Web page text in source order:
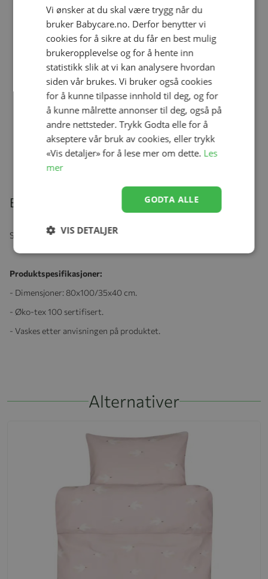
Ullbody, Helledussen, Deep Oak
kr 279,00kr 167,40
Ullongs, Helledussen, Navy
kr 279,00kr 167,40
Beskrivelse
Søtt sengesett i myk og deilig Øko-tex 100 sertifisert bomull.
Produktspesifikasjoner:
- Dimensjoner: 80x100/35x40 cm.
- Øko-tex 100 sertifisert.
- Vaskes etter anvisningen på produktet.
Alternativer
Vi ønsker at du skal være trygg når du
bruker Babycare.no. Derfor benytter vi
cookies for å sikre at du får en best mulig
brukeropplevelse og for å hente inn
statistikk slik at vi kan analysere hvordan
siden vår brukes. Vi bruker også cookies
for å kunne tilpasse innhold til deg, og for
å kunne målrette annonser til deg, også på
andre nettsteder. Trykk Godta elle for å
akseptere vår bruk av cookies, eller trykk
«Vis detaljer» for å lese mer om dette. Les
mer
GODTA ALLE
VIS DETALJER